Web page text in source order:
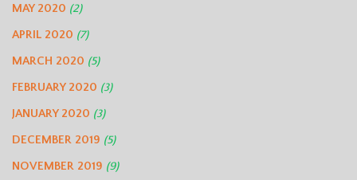
MAY 2020 (2)
APRIL 2020 (7)
MARCH 2020 (5)
FEBRUARY 2020 (3)
JANUARY 2020 (3)
DECEMBER 2019 (5)
NOVEMBER 2019 (9)